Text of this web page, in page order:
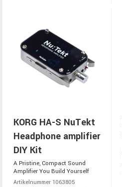
KORG HA-S NuTekt
Headphone amplifier
DIY Kit
A Pristine, Compact Sound
Amplifier You Build Yourself
Artikelnummer 1063805